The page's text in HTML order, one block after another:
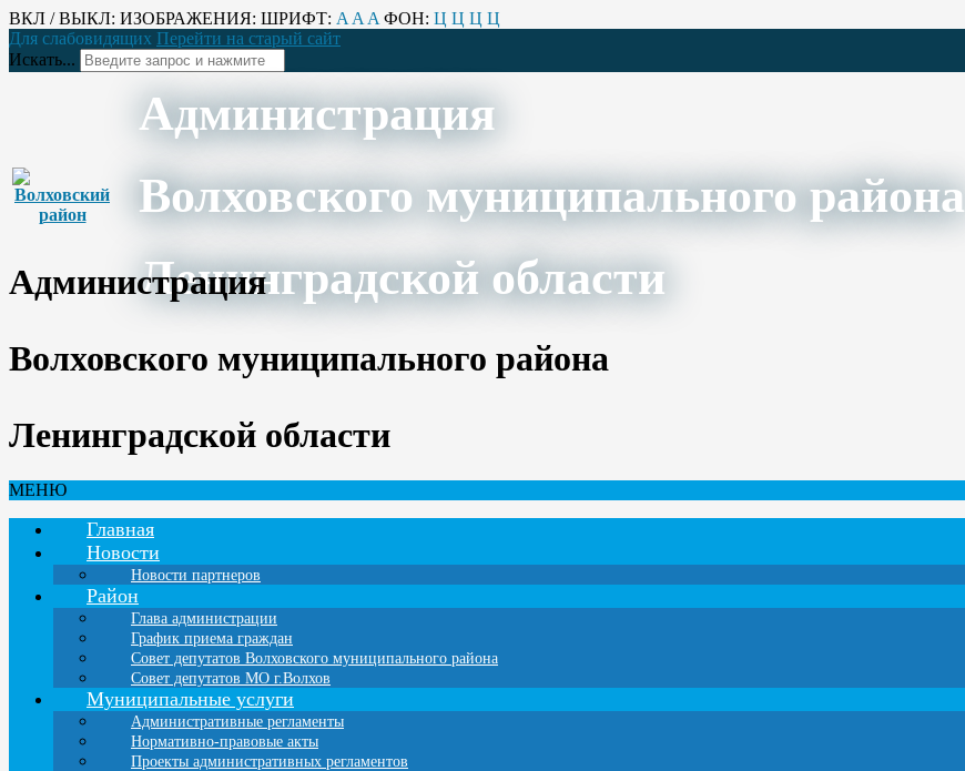
ВКЛ / ВЫКЛ: ИЗОБРАЖЕНИЯ: ШРИФТ: A A A ФОН: Ц Ц Ц Ц
Для слабовидящих Перейти на старый сайт
Искать...
Администрация
Волховского муниципального района
Ленинградской области
Администрация
Волховского муниципального района
Ленинградской области
МЕНЮ
Главная
Новости
Новости партнеров
Район
Глава администрации
График приема граждан
Совет депутатов Волховского муниципального района
Совет депутатов МО г.Волхов
Муниципальные услуги
Административные регламенты
Нормативно-правовые акты
Проекты административных регламентов